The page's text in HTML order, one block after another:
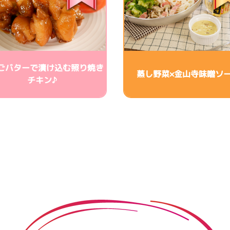
バターで漬け込む照り焼き
チキン♪
蒸し野菜×金山寺味噌ソ